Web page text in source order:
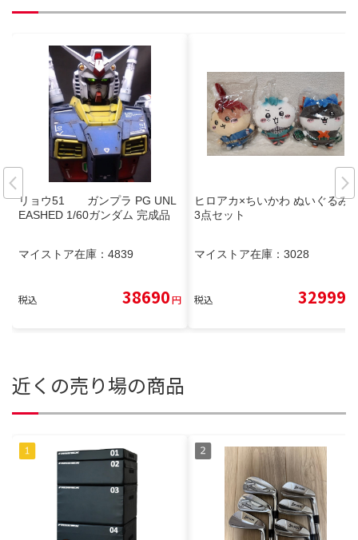
リョウ51 ガンプラ PG UNL
EASHED 1/60ガンダム 完成品
マイストア在庫： 4839
税込 38690円
ヒロアカ×ちいかわ ぬいぐるみS
3点セット
マイストア在庫： 3028
税込 32999
近くの売り場の商品